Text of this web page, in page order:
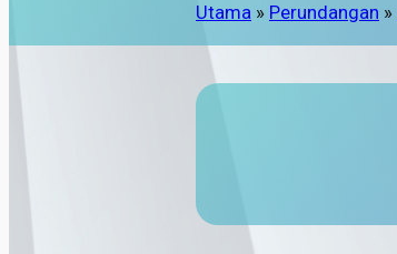
Utama » Perundangan »